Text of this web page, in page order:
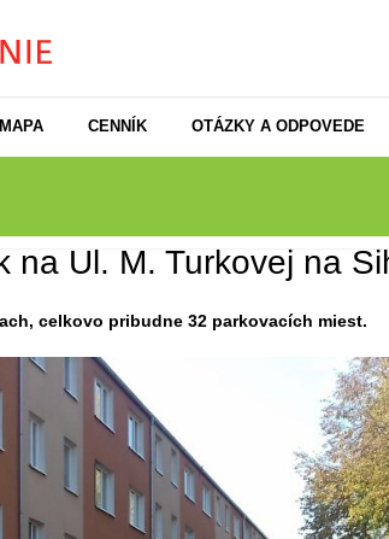
MAPA CENNÍK OTÁZKY A ODPOVEDE
na Ul. M. Turkovej na
celkovo pribudne 32 parkovacích miest.